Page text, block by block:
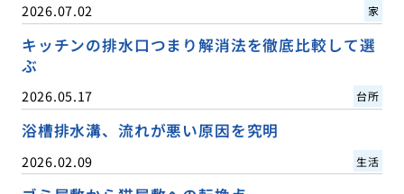
2026.07.02 家
キッチンの排水口つまり解消法を徹底比較して選
ぶ
2026.05.17 台所
浴槽排水溝、流れが悪い原因を究明
2026.02.09 生活